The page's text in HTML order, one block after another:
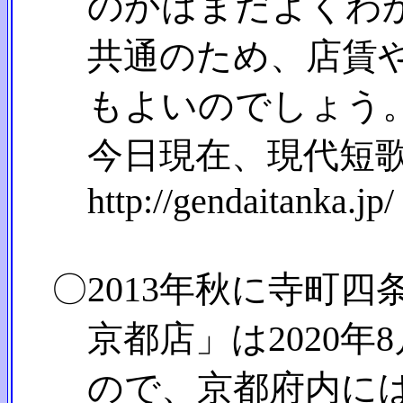
共通のため、店賃や
もよいのでしょう
今日現在、現代短歌
http://gendaitanka.jp/
〇2013年秋に寺町四
京都店」は2020年8
ので、京都府内に